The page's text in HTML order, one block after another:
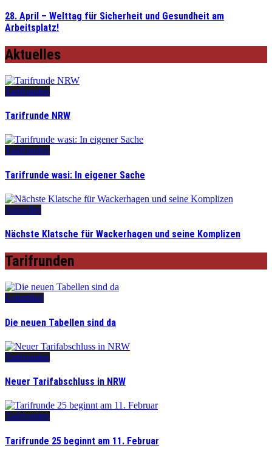
28. April – Welttag für Sicherheit und Gesundheit am
Arbeitsplatz!
Aktuelles
Tarifrunden
Tarifrunde NRW
Tarifrunden
Tarifrunde wasi: In eigener Sache
Aktuelles
Nächste Klatsche für Wackerhagen und seine Komplizen
Tarifrunden
Leitartikel
Die neuen Tabellen sind da
Tarifrunden
Neuer Tarifabschluss in NRW
Tarifrunden
Tarifrunde 25 beginnt am 11. Februar